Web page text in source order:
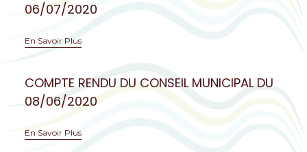
06/07/2020
En Savoir Plus
COMPTE RENDU DU CONSEIL MUNICIPAL DU
08/06/2020
En Savoir Plus